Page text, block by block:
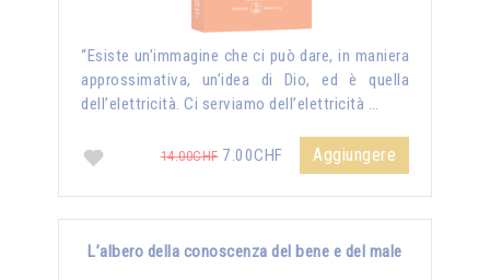
“Esiste un’immagine che ci può dare, in maniera
approssimativa, un’idea di Dio, ed è quella
dell’elettricità. Ci serviamo dell’elettricità …
14.00CHF7.00CHF Aggiungere
L’albero della conoscenza del bene e del male